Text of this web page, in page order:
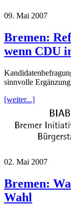
09. Mai 2007
Bremen:
wenn CDU
sinnvolle
[weiter...]
02. Mai 2007
Bremen:
Wahl